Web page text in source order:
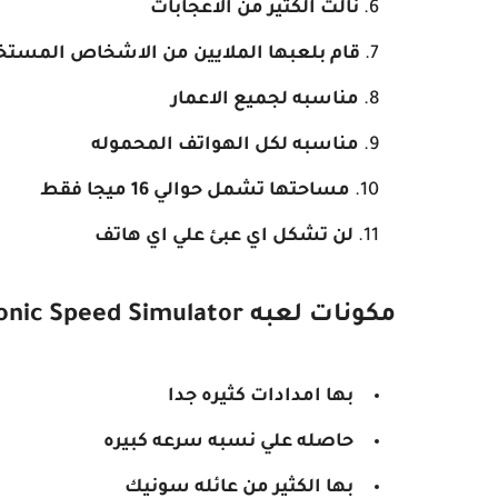
نالت الكثير من الاعجابات
قام بلعبها الملايين من الاشخاص
مناسبه لجميع الاعمار
مناسبه لكل الهواتف المحموله
مساحتها تشمل حوالي 16 ميجا فقط
لن تشكل اي عبئ علي اي هاتف
مكونات لعبه FIRE WORKS Sonic Speed Simulator
بها امدادات كثيره جدا
حاصله علي نسبه سرعه كبيره
بها الكثير من عائله سونيك